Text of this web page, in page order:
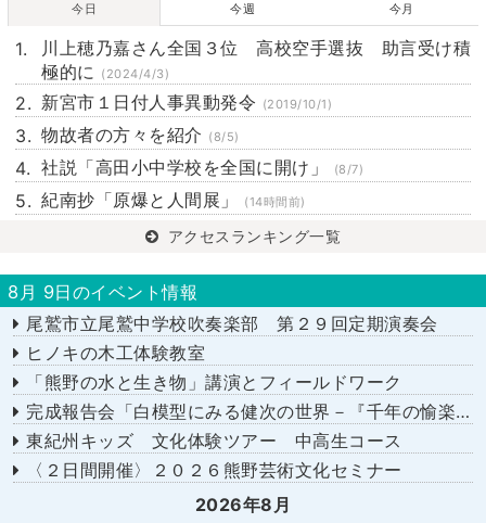
今日 今週 今月
川上穂乃嘉さん全国３位 高校空手選抜 助言受け積
極的に (2024/4/3)
新宮市１日付人事異動発令 (2019/10/1)
物故者の方々を紹介 (8/5)
社説「高田小中学校を全国に開け」 (8/7)
紀南抄「原爆と人間展」 (14時間前)
アクセスランキング一覧
8月 9日のイベント情報
尾鷲市立尾鷲中学校吹奏楽部 第２９回定期演奏会
ヒノキの木工体験教室
「熊野の水と生き物」講演とフィールドワーク
完成報告会「白模型にみる健次の世界－『千年の愉楽』『奇蹟』より－」
東紀州キッズ 文化体験ツアー 中高生コース
〈２日間開催〉２０２６熊野芸術文化セミナー
2026年8月